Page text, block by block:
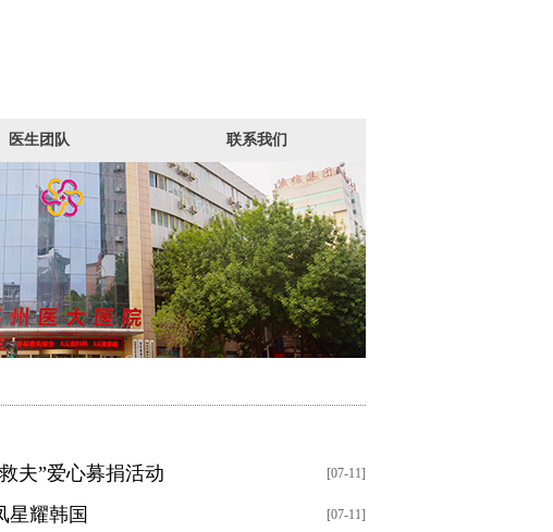
医生团队 联系我们
[07-11]
夫”爱心募捐活动
[07-11]
星耀韩国